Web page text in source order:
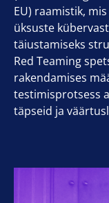
EU) raamistik,
üksuste
täiustamiseks
Red Teaming
rakendamises
testimisprotsess
täpseid ja